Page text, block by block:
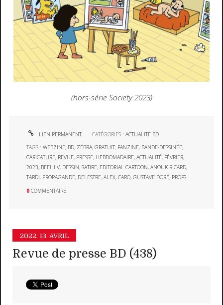
(hors-série Society 2023)
LIEN PERMANENT CATÉGORIES :ACTUALITE BD
TAGS :WEBZINE, BD, ZÉBRA,GRATUIT, FANZINE, BANDE-DESSINÉE,
CARICATURE, REVUE, PRESSE, HEBDOMADAIRE,ACTUALITÉ, FÉVRIER,
2023, BEEHIIV, DESSIN,SATIRE, EDITORIAL CARTOON,ANOUK RICARD,
TARDI, PROPAGANDE, DELESTRE,ALEX,CARO,GUSTAVE DORÉ, PROFS
0 COMMENTAIRE
2022. 13. AVRIL
Revue de presse BD (438)